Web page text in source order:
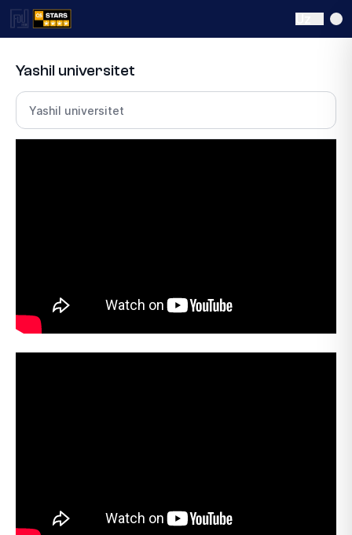
Yashil universitet
Bo‘lim tanlang